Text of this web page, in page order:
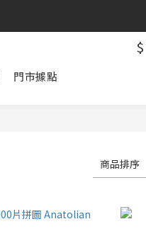
$
門市據點
商品排序